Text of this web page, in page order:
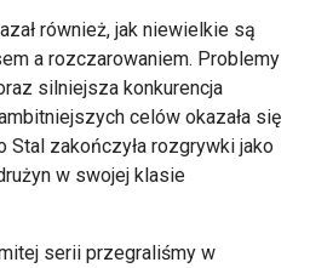
również, jak niewielkie są
a rozczarowaniem. Problemy
silniejsza konkurencja
celów okazała się
Stal zakończyła rozgrywki jako
w swojej klasie
serii przegraliśmy w